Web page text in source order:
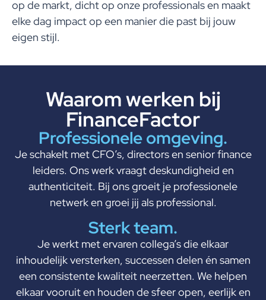
op de markt, dicht op onze professionals en maakt
elke dag impact op een manier die past bij jouw
eigen stijl.
Waarom werken bij
FinanceFactor
Professionele omgeving.
Je schakelt met CFO’s, directors en senior finance
leiders. Ons werk vraagt deskundigheid en
authenticiteit. Bij ons groeit je professionele
netwerk en groei jij als professional.
Sterk team.
Je werkt met ervaren collega’s die elkaar
inhoudelijk versterken, successen delen én samen
een consistente kwaliteit neerzetten. We helpen
elkaar vooruit en houden de sfeer open, eerlijk en